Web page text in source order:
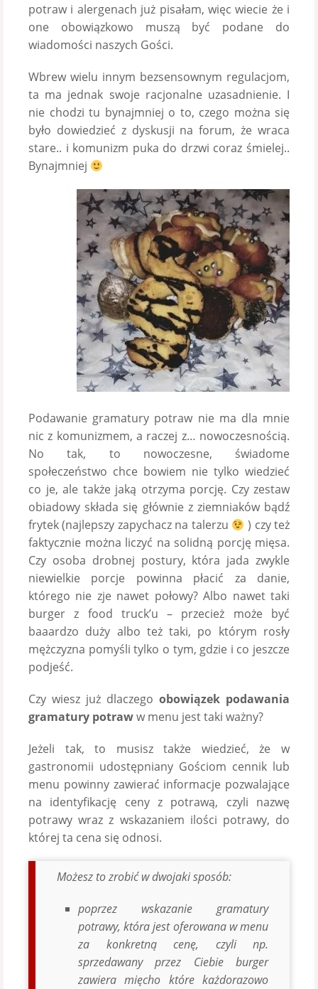
potraw i alergenach już pisałam, więc wiecie że i
one obowiązkowo muszą być podane do
wiadomości naszych Gości.
Wbrew wielu innym bezsensownym regulacjom,
ta ma jednak swoje racjonalne uzasadnienie. I
nie chodzi tu bynajmniej o to, czego można się
było dowiedzieć z dyskusji na forum, że wraca
stare.. i komunizm puka do drzwi coraz śmielej..
Bynajmniej
Podawanie gramatury potraw nie ma dla mnie
nic z komunizmem, a raczej z… nowoczesnością.
No tak, to nowoczesne, świadome
społeczeństwo chce bowiem nie tylko wiedzieć
co je, ale także jaką otrzyma porcję. Czy zestaw
obiadowy składa się głównie z ziemniaków bądź
frytek (najlepszy zapychacz na talerzu
) czy też
faktycznie można liczyć na solidną porcję mięsa.
Czy osoba drobnej postury, która jada zwykle
niewielkie porcje powinna płacić za danie,
którego nie zje nawet połowy? Albo nawet taki
burger z food truck’u – przecież może być
baaardzo duży albo też taki, po którym rosły
mężczyzna pomyśli tylko o tym, gdzie i co jeszcze
podjeść.
Czy wiesz już dlaczego obowiązek podawania
gramatury potraww menu jest taki ważny?
Jeżeli tak, to musisz także wiedzieć, że w
gastronomii udostępniany Gościom cennik lub
menu powinny zawierać informacje pozwalające
na identyfikację ceny z potrawą, czyli nazwę
potrawy wraz z wskazaniem ilości potrawy, do
której ta cena się odnosi.
Możesz to zrobić w dwojaki sposób:
poprzez wskazanie gramatury
potrawy, która jest oferowana w menu
za konkretną cenę, czyli np.
sprzedawany przez Ciebie burger
zawiera mięcho które każdorazowo